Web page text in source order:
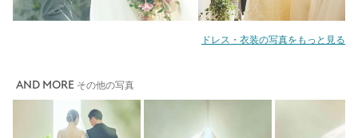
ドレス・衣装の写真をもっと見る
AND MORE その他の写真